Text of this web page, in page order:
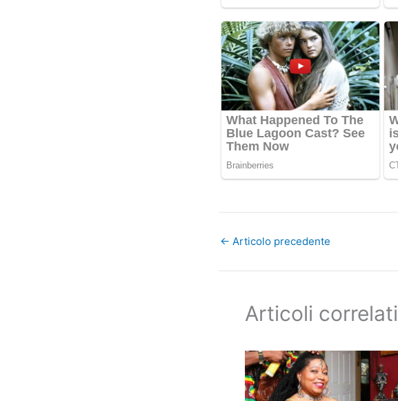
← Articolo precedente
Articoli correlati